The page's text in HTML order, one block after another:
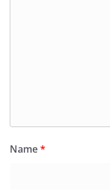
Name*